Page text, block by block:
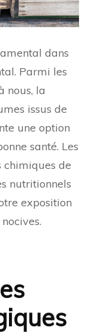
dans
Parmi les
nous, la
issus de
une option
santé. Les
chimiques de
nutritionnels
exposition